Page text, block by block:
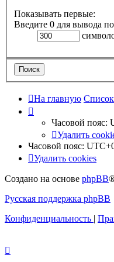
Показывать первые:
Введите 0 для вывода
На главную
Часовой пояс:
Удалить
Часовой пояс:
Удалить cookies
Создано на основе phpBB
Русская поддержка phpBB
Конфиденциальность |